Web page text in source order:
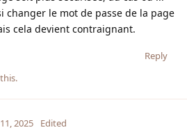
changer le mot de passe de la page
cela devient contraignant.
Reply
2025 Edited